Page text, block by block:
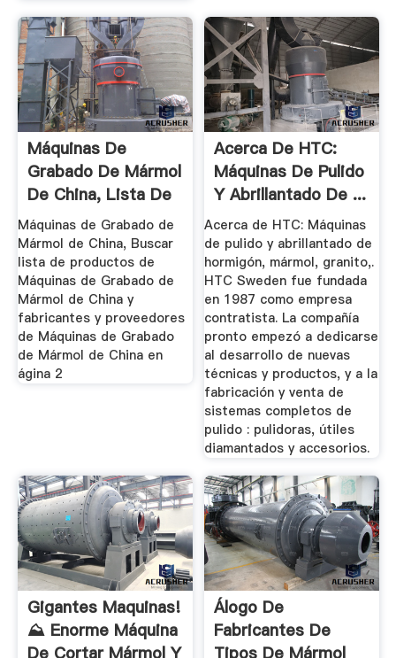
Máquinas De
Grabado De Mármol
De China, Lista De
Productos ...
Máquinas de Grabado de
Mármol de China, Buscar
lista de productos de
Máquinas de Grabado de
Mármol de China y
fabricantes y proveedores
de Máquinas de Grabado
de Mármol de China en
ágina 2
Acerca De HTC:
Máquinas De Pulido
Y Abrillantado De ...
Acerca de HTC: Máquinas
de pulido y abrillantado de
hormigón, mármol, granito,.
HTC Sweden fue fundada
en 1987 como empresa
contratista. La compañía
pronto empezó a dedicarse
al desarrollo de nuevas
técnicas y productos, y a la
fabricación y venta de
sistemas completos de
pulido : pulidoras, útiles
diamantados y accesorios.
Gigantes Maquinas!
⛰️ Enorme Máquina
De Cortar Mármol Y
Álogo De
Fabricantes De
Tipos De Mármol